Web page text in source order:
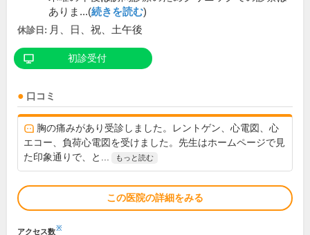
ありま...(続きを読む)
休診日: 月、日、祝、土午後
初診受付
口コミ
胸の痛みがあり受診しました。レントゲン、心電図、心
エコー、負荷心電図を受けました。先生はホームページで見
た印象通りで、と...
もっと読む
この医院の詳細をみる
アクセス数※